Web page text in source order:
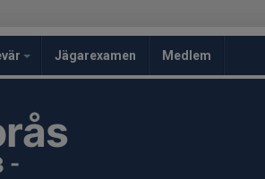
Jägarexamen Medlem
-